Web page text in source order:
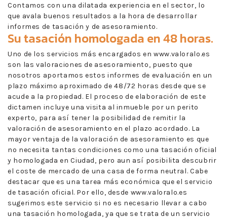
Contamos con una dilatada experiencia en el sector, lo
que avala buenos resultados a la hora de desarrollar
informes de tasación y de asesoramiento.
Su tasación homologada en 48 horas.
Uno de los servicios más encargados en www.valoralo.es
son las valoraciones de asesoramiento, puesto que
nosotros aportamos estos informes de evaluación en un
plazo máximo aproximado de 48/72 horas desde que se
acude a la propiedad. El proceso de elaboración de este
dictamen incluye una visita al inmueble por un perito
experto, para así tener la posibilidad de remitir la
valoración de asesoramiento en el plazo acordado. La
mayor ventaja de la valoración de asesoramiento es que
no necesita tantas condiciones como una tasación oficial
y homologada en Ciudad, pero aun así posibilita descubrir
el coste de mercado de una casa de forma neutral. Cabe
destacar que es una tarea más económica que el servicio
de tasación oficial. Por ello, desde www.valoralo.es
sugerimos este servicio si no es necesario llevar a cabo
una tasación homologada, ya que se trata de un servicio